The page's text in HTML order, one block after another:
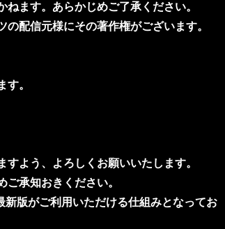
ます。あらかじめご了承ください。
配信元様にその著作権がございます。
。
よう、よろしくお願いいたします。
承知おきください。
版がご利用いただける仕組みとなってお